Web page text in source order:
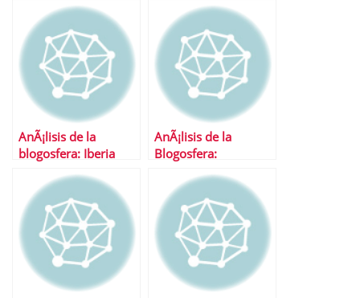
AnÃ¡lisis de la
blogosfera: Iberia
AnÃ¡lisis de la
Blogosfera: